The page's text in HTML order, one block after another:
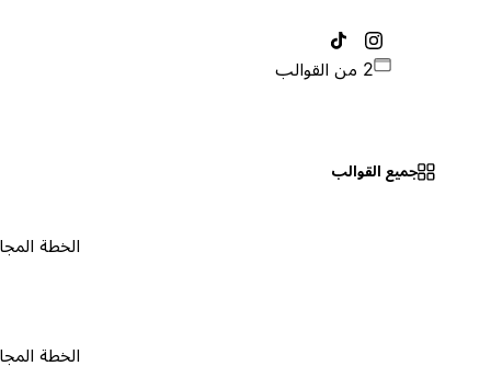
جميع القوالب
الخطة المجانية ٠
الخطة المجانية ٠